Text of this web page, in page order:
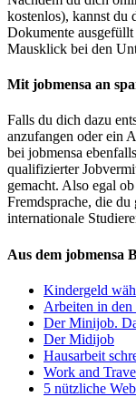
kostenlos), kannst du
Dokumente
Mausklick bei den
Mit jobmensa an
Falls du dich dazu
anzufangen oder ein
bei jobmensa
qualifizierter
gemacht. Also egal
Fremdsprache, die
internationale
Aus dem jobmensa
Kindergeld
Arbeiten in den
Der Minijob.
Der Midijob
Hausarbeit
Work and
5 nützliche